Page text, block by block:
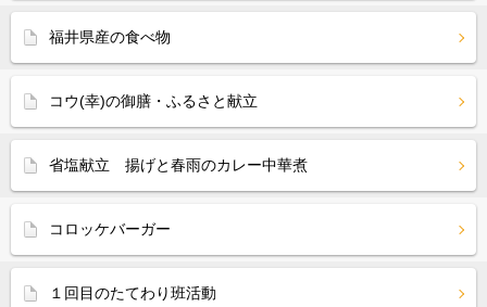
福井県産の食べ物
コウ(幸)の御膳・ふるさと献立
省塩献立 揚げと春雨のカレー中華煮
コロッケバーガー
１回目のたてわり班活動